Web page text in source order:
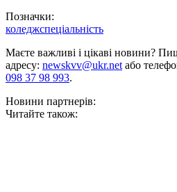
Позначки:
коледжспеціальність
Маєте важливі і цікаві новини?
адресу: newskvv@ukr.netабо
098 37 98 993.
Новини партнерів:
Читайте також: